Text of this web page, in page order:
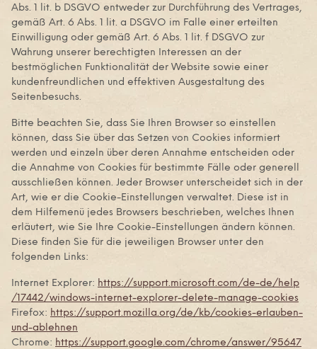
Abs. 1 lit. b DSGVO entweder zur Durchführung des Vertrages,
gemäß Art. 6 Abs. 1 lit. a DSGVO im Falle einer erteilten
Einwilligung oder gemäß Art. 6 Abs. 1 lit. f DSGVO zur
Wahrung unserer berechtigten Interessen an der
bestmöglichen Funktionalität der Website sowie einer
kundenfreundlichen und effektiven Ausgestaltung des
Seitenbesuchs.
Bitte beachten Sie, dass Sie Ihren Browser so einstellen
können, dass Sie über das Setzen von Cookies informiert
werden und einzeln über deren Annahme entscheiden oder
die Annahme von Cookies für bestimmte Fälle oder generell
ausschließen können. Jeder Browser unterscheidet sich in der
Art, wie er die Cookie-Einstellungen verwaltet. Diese ist in
dem Hilfemenü jedes Browsers beschrieben, welches Ihnen
erläutert, wie Sie Ihre Cookie-Einstellungen ändern können.
Diese finden Sie für die jeweiligen Browser unter den
folgenden Links:
Internet Explorer: https://support.microsoft.com/de-de/help
/17442/windows-internet-explorer-delete-manage-cookies
Firefox: https://support.mozilla.org/de/kb/cookies-erlauben-
und-ablehnen
Chrome: https://support.google.com/chrome/answer/95647